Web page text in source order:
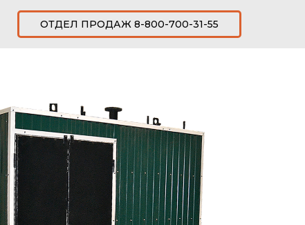
ОТДЕЛ ПРОДАЖ 8-800-700-31-55